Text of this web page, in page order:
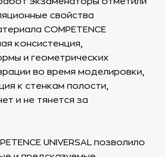
свойства
COMPETENCE
консистенция,
и геометрических
во время моделировки,
к стенкам полости,
и не тянется за
UNIVERSAL позволило